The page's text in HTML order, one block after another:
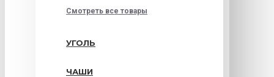
Смотреть все товары
УГОЛЬ
ЧАШИ